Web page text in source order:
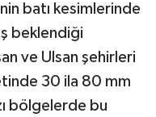
batı kesimlerinde
beklendiği
ve Ulsan şehirleri
30 ila 80 mm
bölgelerde bu